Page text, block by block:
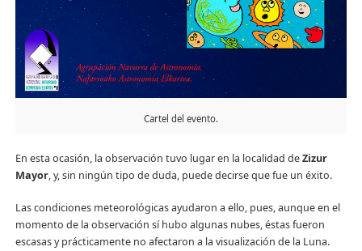
Cartel del evento.
En esta ocasión, la observación tuvo lugar en la localidad deZizur
Mayor, y, sin ningún tipo de duda, puede decirse que fue un éxito.
Las condiciones meteorológicas ayudaron a ello, pues, aunque en el
momento de la observación sí hubo algunas nubes, éstas fueron
escasas y prácticamente no afectaron a la visualización de la Luna.